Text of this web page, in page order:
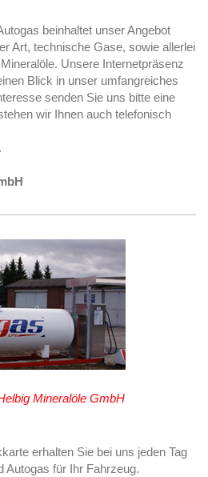
beinhaltet unser Angebot
Art, technische Gase, sowie allerlei
Unsere Internetpräsenz
Blick in unser umfangreiches
senden Sie uns bitte eine
wir Ihnen auch telefonisch
Mineralöle GmbH
erhalten Sie bei uns jeden Tag
Autogas für Ihr Fahrzeug.